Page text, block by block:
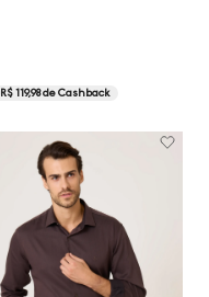
R$ 119,98de Cashback